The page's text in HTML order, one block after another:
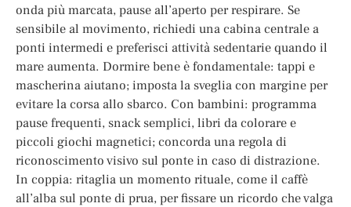
onda più marcata, pause all’aperto per respirare. Se
sensibile al movimento, richiedi una cabina centrale a
ponti intermedi e preferisci attività sedentarie quando il
mare aumenta. Dormire bene è fondamentale: tappi e
mascherina aiutano; imposta la sveglia con margine per
evitare la corsa allo sbarco. Con bambini: programma
pause frequenti, snack semplici, libri da colorare e
piccoli giochi magnetici; concorda una regola di
riconoscimento visivo sul ponte in caso di distrazione.
In coppia: ritaglia un momento rituale, come il caffè
all’alba sul ponte di prua, per fissare un ricordo che valga